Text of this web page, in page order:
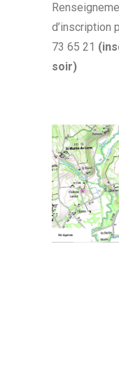
d’inscription
73 65 21
soir)